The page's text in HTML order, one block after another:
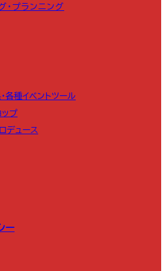
・プランニング
各種イベントツール
ップ
デュース
ー